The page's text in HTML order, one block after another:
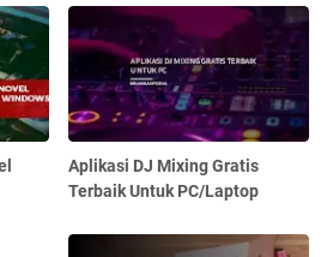
Aplikasi DJ Mixing Gratis
Terbaik Untuk PC/Laptop